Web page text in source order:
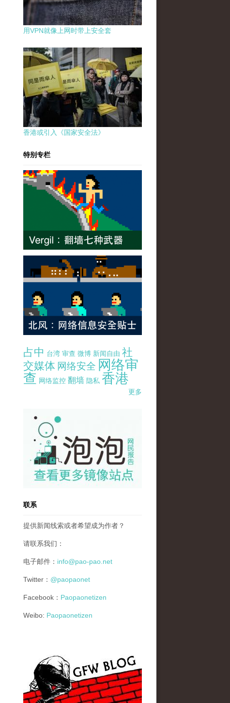
用VPN就像上网时带上安全套
香港或引入《国家安全法》
特别专栏
占中 台湾 审查 微博 新闻自由 社
交媒体 网络安全 网络审
查 网络监控 翻墙 隐私 香港
更多
pao-pao-banner-mirror-site-120814.jpg
联系
提供新闻线索或者希望成为作者？
请联系我们：
电子邮件： info@pao-pao.net
Twitter： @paopaonet
Facebook： Paopaonetizen
Weibo: Paopaonetizen
gfw_blog_small.jpg